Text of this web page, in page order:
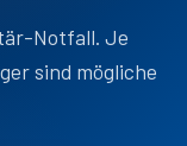
Notfall. Je
sind mögliche